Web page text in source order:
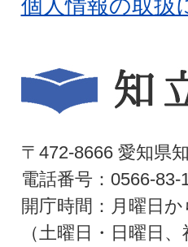
個人情報の取扱
〒472-8666 愛知県
電話番号：0566-83-
開庁時間：月曜日
（土曜日・日曜日